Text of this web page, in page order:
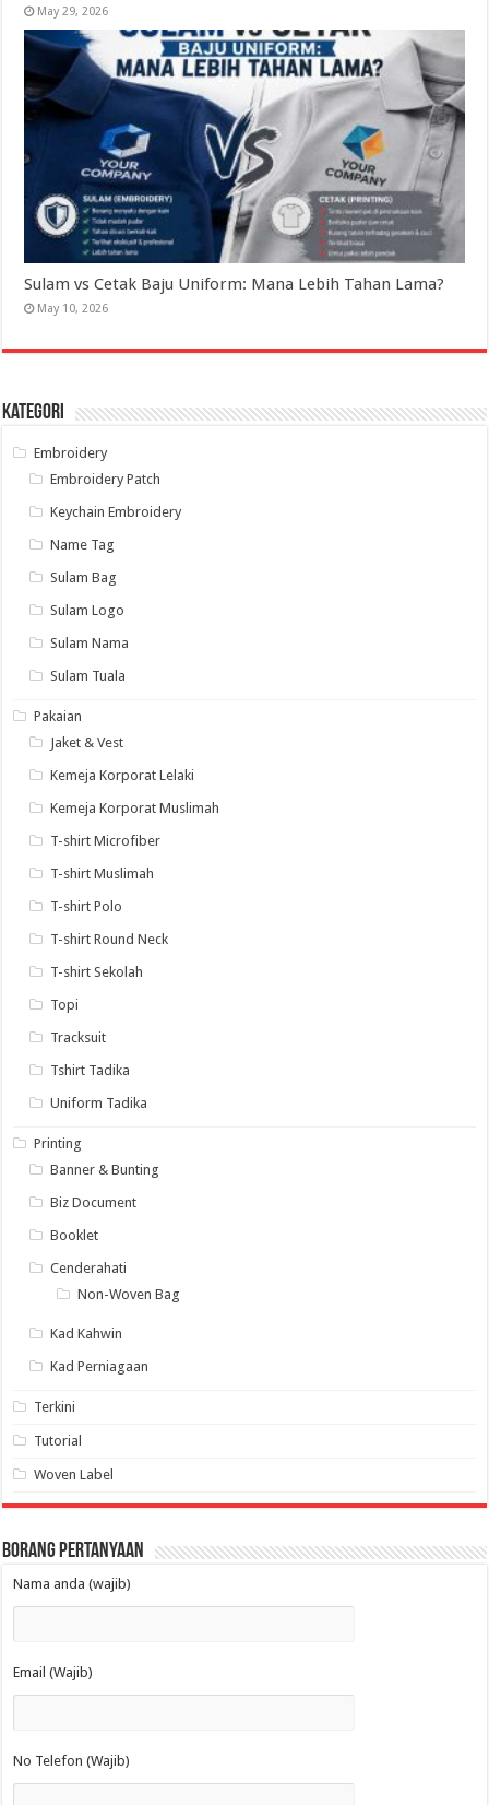
May 29, 2026
Sulam vs Cetak Baju Uniform: Mana Lebih Tahan Lama?
May 10, 2026
Kategori
Embroidery
Embroidery Patch
Keychain Embroidery
Name Tag
Sulam Bag
Sulam Logo
Sulam Nama
Sulam Tuala
Pakaian
Jaket & Vest
Kemeja Korporat Lelaki
Kemeja Korporat Muslimah
T-shirt Microfiber
T-shirt Muslimah
T-shirt Polo
T-shirt Round Neck
T-shirt Sekolah
Topi
Tracksuit
Tshirt Tadika
Uniform Tadika
Printing
Banner & Bunting
Biz Document
Booklet
Cenderahati
Non-Woven Bag
Kad Kahwin
Kad Perniagaan
Terkini
Tutorial
Woven Label
Borang Pertanyaan
Nama anda (wajib)
Email (Wajib)
No Telefon (Wajib)